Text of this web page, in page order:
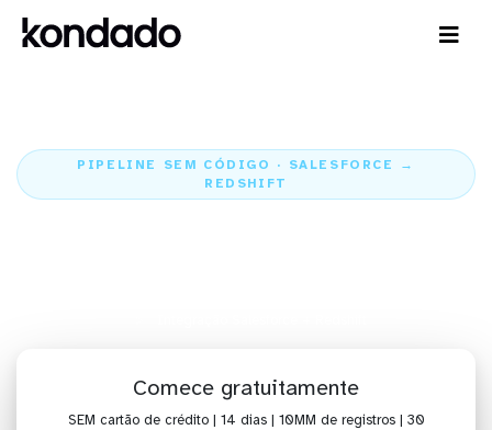
PIPELINE SEM CÓDIGO · SALESFORCE →
REDSHIFT
Comece gratuitamente
SEM cartão de crédito | 14 dias | 10MM de registros | 30